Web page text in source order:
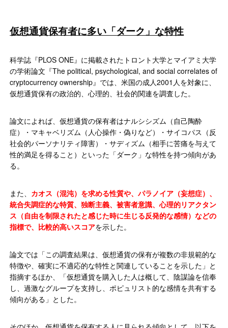
仮想通貨保有者に多い「ダーク」な特性
科学誌『PLOS ONE』に掲載されたトロント大学とマイアミ大学
の学術論文『The political, psychological, and social correlates of
cryptocurrency ownership』では、米国の成人2001人を対象に、
仮想通貨保有の政治的、心理的、社会的関連を調査した。
論文によれば、仮想通貨の保有者はナルシシズム（自己陶酔
症）・マキャベリズム（人心操作・偽りなど）・サイコパス（反
社会的パーソナリティ障害）・サディズム（相手に苦痛を与えて
性的満足を得ること）といった「ダーク」な特性を持つ傾向があ
る。
また、 カオス（混沌）を求める性質や、パラノイア（妄想症）、
統合失調症的な特質、独断主義、被害者意識、心理的リアクタン
ス（自由を制限されたと感じた時に生じる反発的な感情）などの
指標で、比較的高いスコアを示した。
論文では「この調査結果は、仮想通貨の保有が複数の非規範的な
特徴や、確実に不適応的な特性と関連していることを示した」と
指摘するほか、「仮想通貨を購入した人は概して、陰謀論を信奉
し、過激なグループを支持し、ポピュリスト的な感情を共有する
傾向がある」とした。